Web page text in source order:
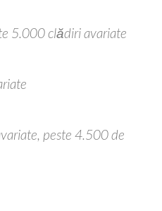
5.000 clădiri avariate
peste 4.500 de